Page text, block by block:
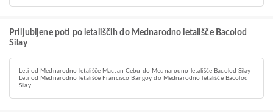
Priljubljene poti po letališčih do Mednarodno letališče Bacolod
Silay
Leti od Mednarodno letališče Mactan Cebu do Mednarodno letališče Bacolod Silay
Leti od Mednarodno letališče Francisco Bangoy do Mednarodno letališče Bacolod
Silay